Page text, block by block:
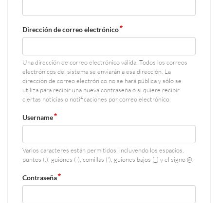
Dirección de correo electrónico
Una dirección de correo electrónico válida. Todos los correos
electrónicos del sistema se enviarán a esa dirección. La
dirección de correo electrónico no se hará pública y sólo se
utiliza para recibir una nueva contraseña o si quiere recibir
ciertas noticias o notificaciones por correo electrónico.
Username
Varios caracteres están permitidos, incluyendo los espacios,
puntos (.), guiones (-), comillas ('), guiones bajos (_) y el signo @.
Contraseña